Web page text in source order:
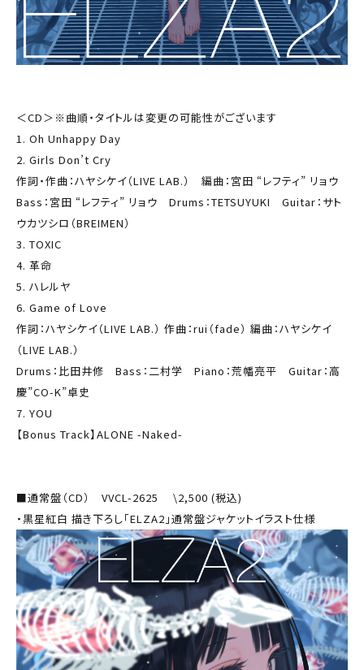
＜CD＞※曲順・タイトルは変更の可能性がございます
1. Oh Unhappy Day
2. Girls Don’t Cry
作詞・作曲：ハヤシケイ（LIVE LAB.） 編曲：宮田 “レフティ” リョウ
Bass：宮田 “レフティ” リョウ Drums：TETSUYUKI Guitar：サト
ウカツシロ（BREIMEN）
3. TOXIC
4. 革命
5. ハレルヤ
6. Game of Love
作詞：ハヤシケイ（LIVE LAB.） 作曲：rui（fade） 編曲：ハヤシケイ
（LIVE LAB.）
Drums：比田井修 Bass：二村学 Piano：荒幡亮平 Guitar：高
慶”CO-K”卓史
7. YOU
【Bonus Track】ALONE -Naked-
■通常盤（CD） VVCL-2625 \2,500 (税込)
・黒星紅白 描き下ろし「ELZA2」通常盤ジャケットイラスト仕様